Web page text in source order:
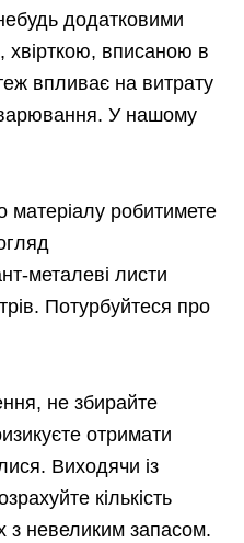
додатковими
вписаною в
впливає на витрату
У нашому
матеріалу робитимете
металеві листи
Потурбуйтеся про
не збирайте
отримати
Виходячи із
кількість
з невеликим запасом.